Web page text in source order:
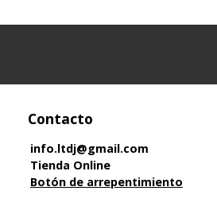
Contacto
info.ltdj@gmail.com
Tienda Online
Botón de arrepentimiento